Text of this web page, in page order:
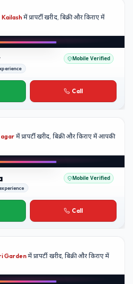
में प्रापर्टी खरीद, बिक्री और किराए में
Mobile Verified
Call
में प्रापर्टी खरीद, बिक्री और किराए में आपकी
Mobile Verified
Call
Gardenमें प्रापर्टी खरीद, बिक्री और किराए में